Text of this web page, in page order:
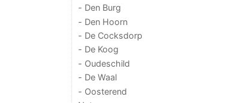
- Den Burg
- Den Hoorn
- De Cocksdorp
- De Koog
- Oudeschild
- De Waal
- Oosterend